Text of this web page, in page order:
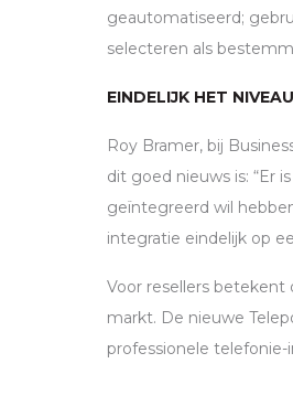
geautomatiseerd;
selecteren als
EINDELIJK HET
Roy Bramer, bij
dit goed nieuws is: “Er
geïntegreerd wil
integratie eindelijk op
Voor resellers betekent
markt. De nieuwe
professionele